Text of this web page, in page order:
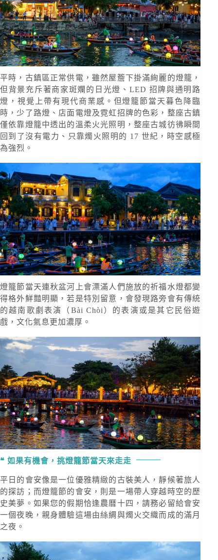
平時，古鎮區正常供電，雖然屋簷下掛滿絢麗的燈籠，
但背景充斥著商家斑斕的日光燈、LED 招牌與通明路
燈，視覺上帶有現代商業感。但燈籠節當天暮色降臨
時，少了路燈、店面電燈及霓虹招牌的色彩，整座古鎮
僅依靠燈籠中透出的溫柔火光照明，整座古城彷彿瞬間
回到了沒有電力、只靠燭火照明的 17 世紀，時空感極
為強烈。
燈籠節當天連秋盆河上會漂滿人們施放的祈福水燈都變
得格外鮮豔明顯，若是特別留意，會發現路旁會有傳統
的越南歌劇表演（Bài Chòi）的表演或是其它民俗遊
戲，文化氣息更加濃厚。
如果有機會，挑燈籠節當天來走走
平日的會安像是一位優雅精緻的古裝美人，靜候著旅人
的探訪；而燈籠節的會安，則是一場帶人穿越時空的歷
史美夢。如果您的假期恰逢農曆十四，請務必留給會安
一個夜晚，親身體驗這場由絲綢與燭火交織而成的滿月
之夜。